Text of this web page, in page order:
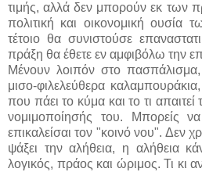
τιμής, αλλά δεν μπορούν εκ των
πολιτική και οικονομική ουσία
τέτοιο θα συνιστούσε
πράξη θα έθετε εν αμφιβόλω την
Μένουν λοιπόν στο πασπάλισμα,
μισο-φιλελεύθερα
που πάει το κύμα και το τι
νομιμοποίησής του. Μπορείς
επικαλείσαι τον "κοινό νου". Δεν
ψάξει την αλήθεια, η αλήθεια
λογικός, πράος και ώριμος. Τι κι